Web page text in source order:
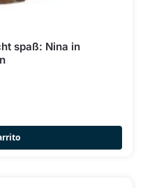
spaß: Nina in